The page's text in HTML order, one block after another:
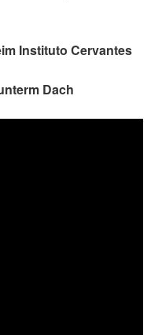
Instituto Cervantes
Dach